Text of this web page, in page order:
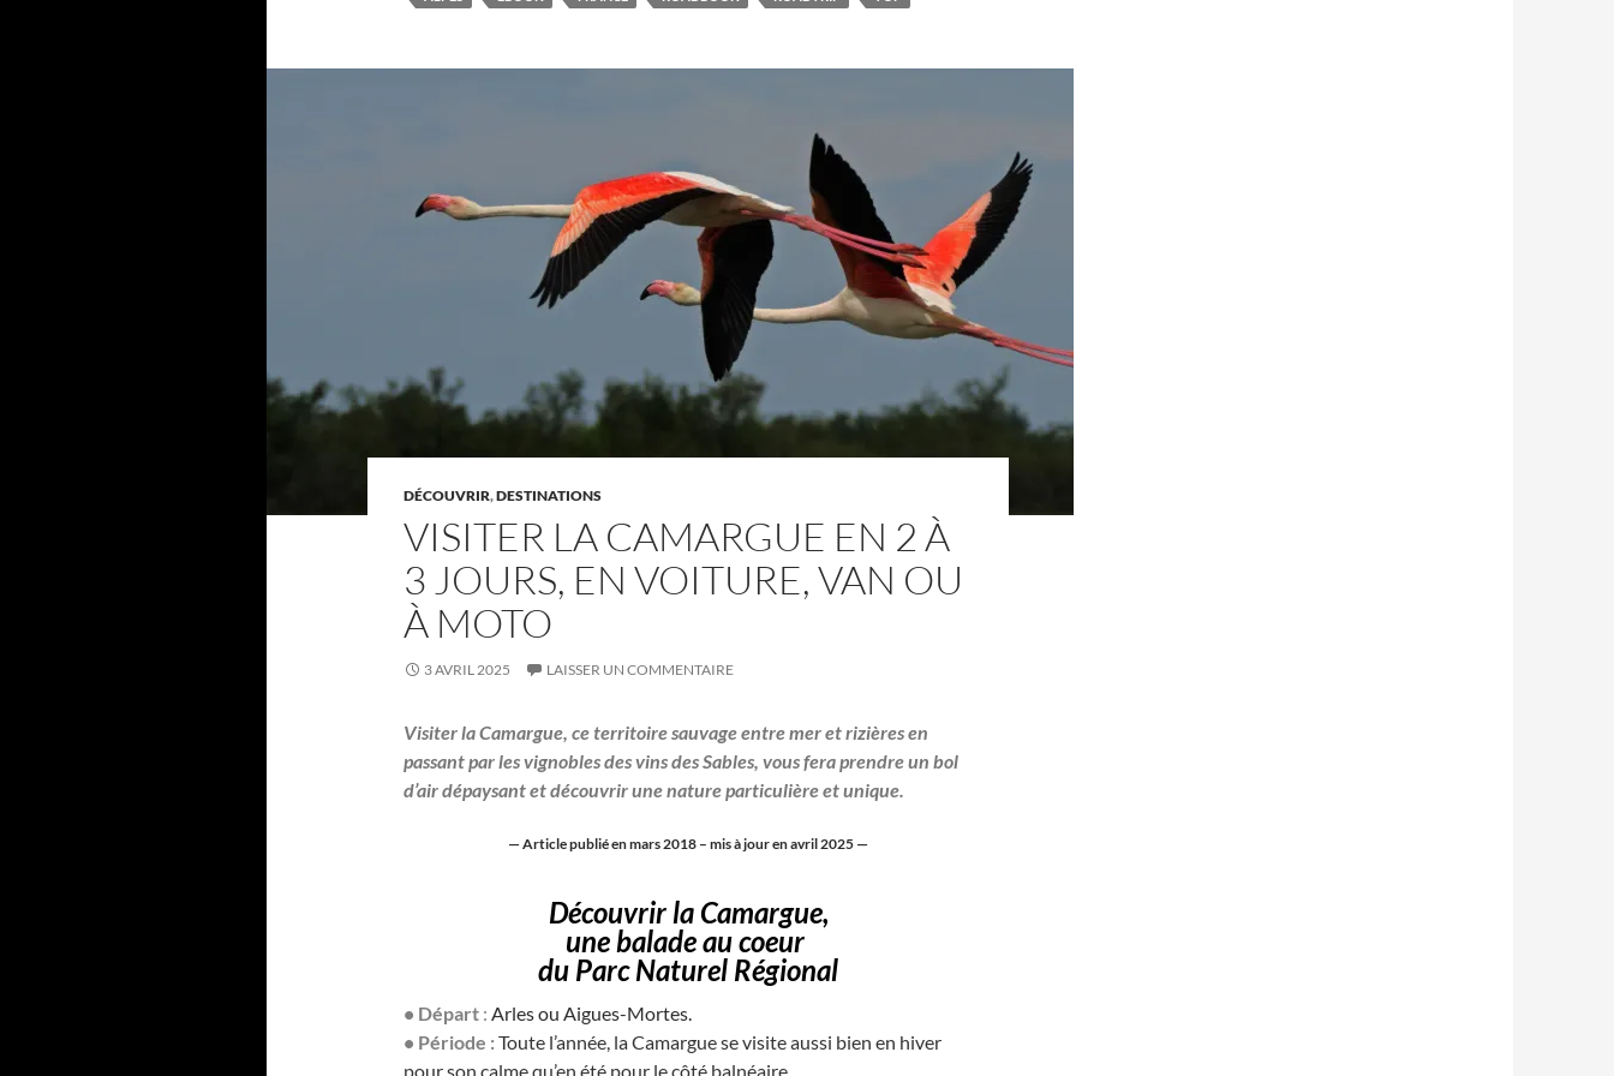
DÉCOUVRIR,DESTINATIONS
VISITER LA CAMARGUE EN 2 À
3 JOURS, EN VOITURE, VAN OU
À MOTO
3 AVRIL 2025 LAISSER UN COMMENTAIRE
Visiter la Camargue, ce territoire sauvageentre mer et rizières en
passant par les vignobles des vins des Sables, vous fera prendre un bol
d’air dépaysant et découvrir une nature particulière et unique.
— Article publié en mars 2018 – mis à jour en avril 2025 —
Découvrir la Camargue,
une balade au coeur
du Parc Naturel Régional
• Départ : Arles ou Aigues-Mortes.
• Période : Toute l’année, la Camargue se visite aussi bien en hiver
pour son calme qu’en été pour le côté balnéaire.